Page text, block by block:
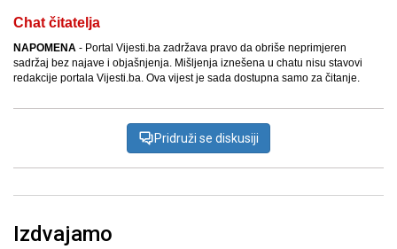
Chat čitatelja
NAPOMENA - Portal Vijesti.ba zadržava pravo da obriše neprimjeren
sadržaj bez najave i objašnjenja. Mišljenja iznešena u chatu nisu stavovi
redakcije portala Vijesti.ba. Ova vijest je sada dostupna samo za čitanje.
Pridruži se diskusiji
Izdvajamo